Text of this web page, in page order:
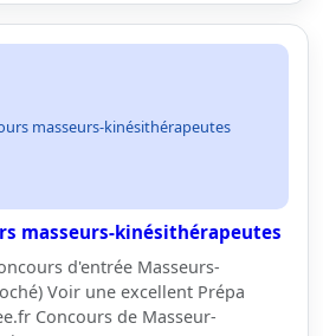
masseurs-kinésithérapeutes
masseurs-kinésithérapeutes
d'entrée Masseurs-
Voir une excellent Prépa
Concours de Masseur-